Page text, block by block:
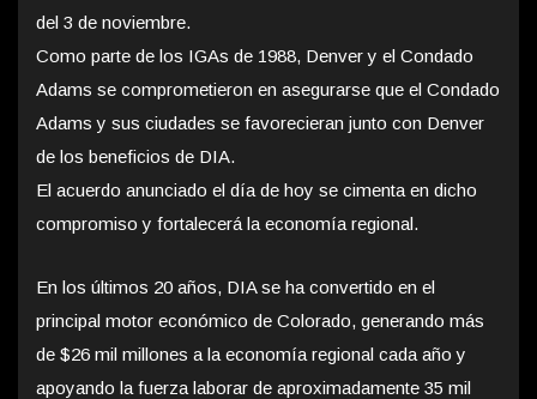
del 3 de noviembre.
Como parte de los IGAs de 1988, Denver y el Condado
Adams se comprometieron en asegurarse que el Condado
Adams y sus ciudades se favorecieran junto con Denver
de los beneficios de DIA.
El acuerdo anunciado el día de hoy se cimenta en dicho
compromiso y fortalecerá la economía regional.
En los últimos 20 años, DIA se ha convertido en el
principal motor económico de Colorado, generando más
de $26 mil millones a la economía regional cada año y
apoyando la fuerza laborar de aproximadamente 35 mil